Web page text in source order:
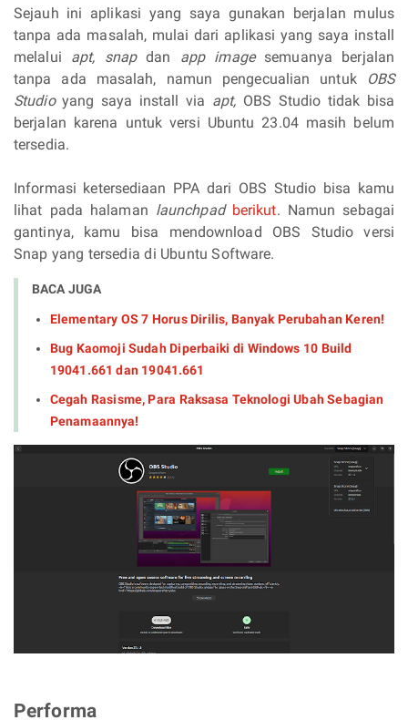
Sejauh ini aplikasi yang saya gunakan berjalan mulus
tanpa ada masalah, mulai dari aplikasi yang saya install
melalui apt, snapdan app image semuanya berjalan
tanpa ada masalah, namun pengecualian untuk
OBS
Studioyang saya install via apt, OBS Studio tidak bisa
berjalan karena untuk versi Ubuntu 23.04 masih belum
tersedia.
Informasi ketersediaan PPA dari OBS Studio bisa kamu
lihat pada halaman launchpad berikut. Namun sebagai
gantinya, kamu bisa mendownload OBS Studio versi
Snap yang tersedia di Ubuntu Software.
BACA JUGA
Elementary OS 7 Horus Dirilis, Banyak Perubahan Keren!
Bug Kaomoji Sudah Diperbaiki di Windows 10 Build
19041.661 dan 19041.661
Cegah Rasisme, Para Raksasa Teknologi Ubah Sebagian
Penamaannya!
Performa